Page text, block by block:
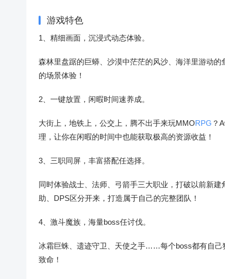
游戏特色
1、精细画面，沉浸式动态体验。
森林里盘踞的巨蟒、沙漠中茫茫的风沙、海洋里游动
的场景体验！
2、一键放置，闲暇时间速养成。
大街上，地铁上，公交上，腾不出手来玩MMORPG ？
理，让你在闲暇的时间中也能获取极高的资源收益！
3、三职同屏，丰富搭配任选择。
同时体验战士、法师、弓箭手三大职业，打破以前新
助、DPS区分开来，打造属于自己的完整团队！
4、激斗魔族，海量boss任讨伐。
冰霜巨蛛、遗迹守卫、天使之手……每个boss都有自己
致命！